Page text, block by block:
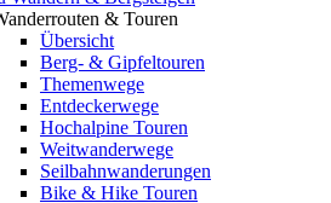
& Touren
Übersicht
Berg- & Gipfeltouren
Themenwege
Entdeckerwege
Hochalpine Touren
Weitwanderwege
Seilbahnwanderungen
Bike & Hike Touren